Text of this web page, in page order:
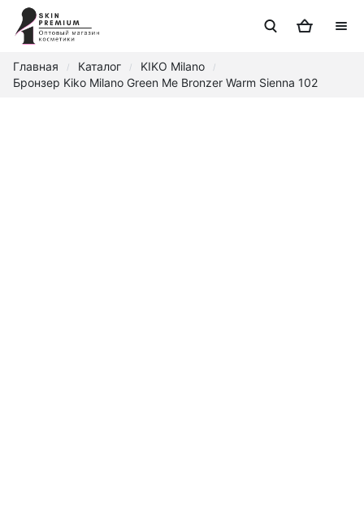
Главная / Каталог / KIKO Milano /
Бронзер Kiko Milano Green Me Bronzer Warm Sienna 102